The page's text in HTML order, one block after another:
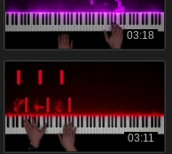
03:18
03:11